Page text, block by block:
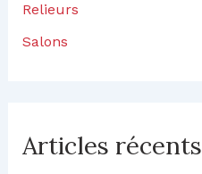
Relieurs
Salons
Articles récents